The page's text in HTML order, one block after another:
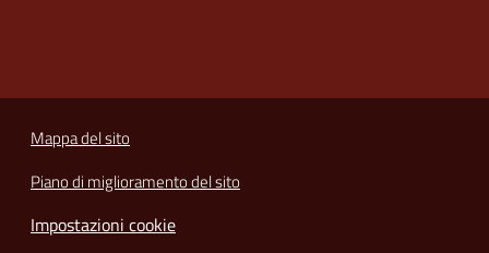
Mappa del sito
Piano di miglioramento del sito
Impostazioni cookie